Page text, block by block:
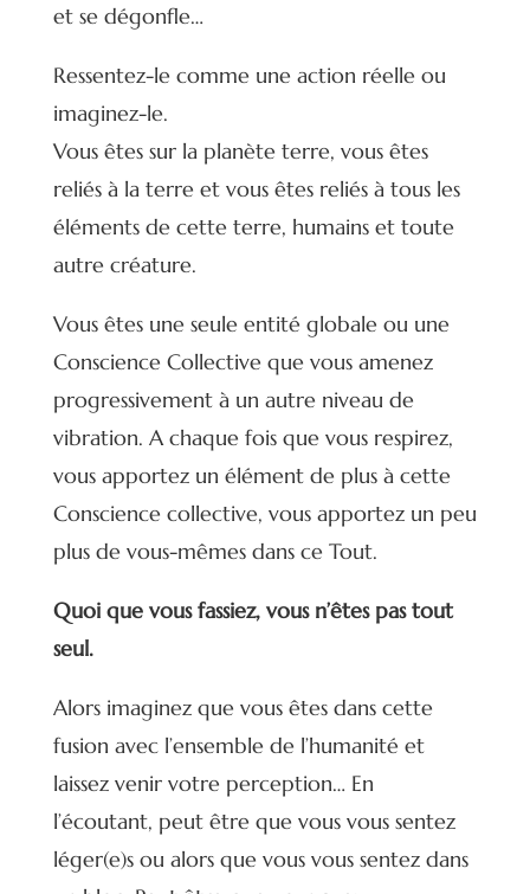
et se dégonfle…
Ressentez-le comme une action réelle ou
imaginez-le.
Vous êtes sur la planète terre, vous êtes
reliés à la terre et vous êtes reliés à tous les
éléments de cette terre, humains et toute
autre créature.
Vous êtes une seule entité globale ou une
Conscience Collective que vous amenez
progressivement à un autre niveau de
vibration. A chaque fois que vous respirez,
vous apportez un élément de plus à cette
Conscience collective, vous apportez un peu
plus de vous-mêmes dans ce Tout.
Quoi que vous fassiez, vous n’êtes pas tout
seul.
Alors imaginez que vous êtes dans cette
fusion avec l’ensemble de l’humanité et
laissez venir votre perception… En
l’écoutant, peut être que vous vous sentez
léger(e)s ou alors que vous vous sentez dans